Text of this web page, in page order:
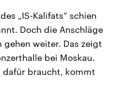
aus
Aktuelle Beiträge,
Hintergründe
Wirtschaftlich und
gehören die Vereinigten
den mächtigsten Ländern
„IS-Kalifats“ schien
Doch die Anschläge
weiter. Das zeigt
bei Moskau.
dafür braucht, kommt